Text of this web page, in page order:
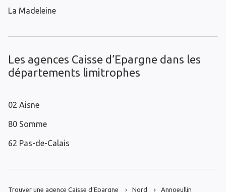
La Madeleine
Les agences Caisse d’Epargne dans les
départements limitrophes
02 Aisne
80 Somme
62 Pas-de-Calais
Trouver une agence Caisse d’Epargne Nord Annoeullin